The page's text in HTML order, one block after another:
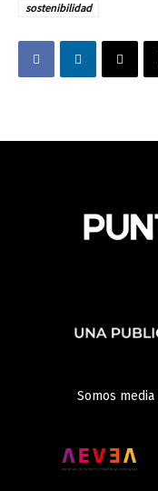
sostenibilidad
Somos media